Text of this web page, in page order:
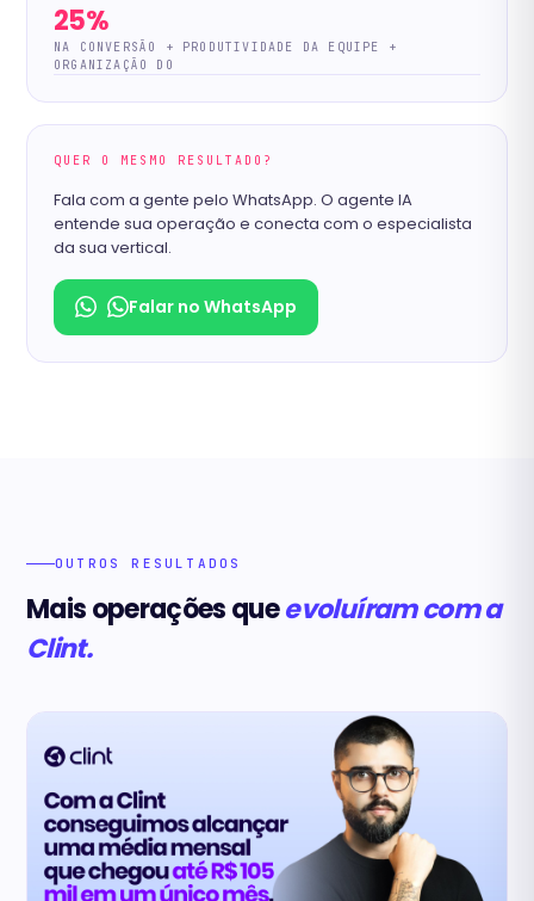
25%
NA CONVERSÃO + PRODUTIVIDADE DA EQUIPE +
ORGANIZAÇÃO DO
QUER O MESMO RESULTADO?
Fala com a gente pelo WhatsApp. O agente IA
entende sua operação e conecta com o especialista
da sua vertical.
Falar no WhatsApp
OUTROS RESULTADOS
Mais operações queevoluíram com a
Clint.